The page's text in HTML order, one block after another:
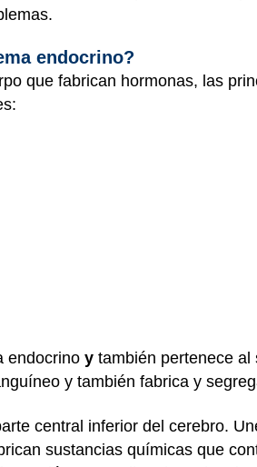
endocrino?
que fabrican hormonas, las
endocrino y también pertenece al
y también fabrica y
central inferior del cerebro.
sustancias químicas que